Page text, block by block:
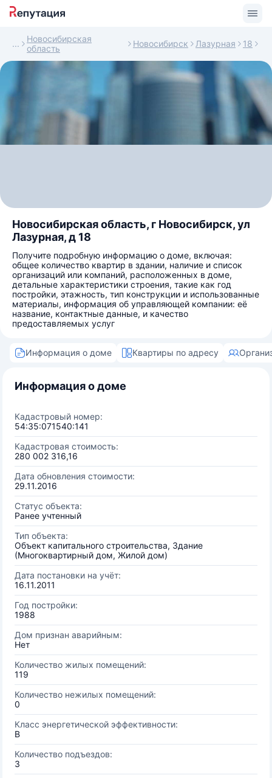
Новосибирская
область
Новосибирск Лазурная 18
Новосибирская область, г Новосибирск, ул
Лазурная, д 18
Получите подробную информацию о доме, включая:
общее количество квартир в здании, наличие и список
организаций или компаний, расположенных в доме,
детальные характеристики строения, такие как год
постройки, этажность, тип конструкции и использованные
материалы, информация об управляющей компании: её
название, контактные данные, и качество
предоставляемых услуг
Информация о доме Квартиры по адресу
Информация о доме
Кадастровый номер:
54:35:071540:141
Кадастровая стоимость:
280 002 316,16
Дата обновления стоимости:
29.11.2016
Статус объекта:
Ранее учтенный
Тип объекта:
Объект капитального строительства, Здание
(Многоквартирный дом, Жилой дом)
Дата постановки на учёт:
16.11.2011
Год постройки:
1988
Дом признан аварийным:
Нет
Количество жилых помещений:
119
Количество нежилых помещений:
0
Класс энергетической эффективности:
B
Количество подъездов:
3